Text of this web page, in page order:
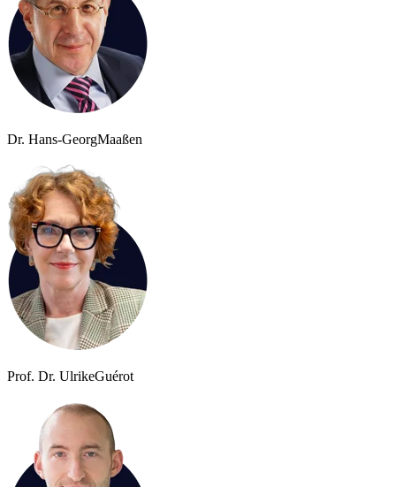
Dr. Hans-GeorgMaaßen
Prof. Dr. UlrikeGuérot